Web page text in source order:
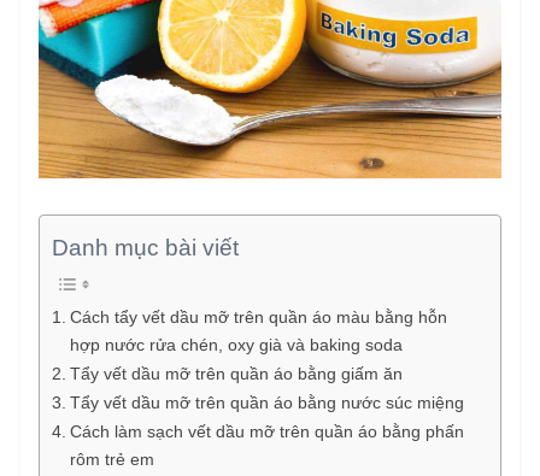
Danh mục bài viết
Cách tẩy vết dầu mỡ trên quần áo màu bằng hỗn
hợp nước rửa chén, oxy già và baking soda
Tẩy vết dầu mỡ trên quần áo bằng giấm ăn
Tẩy vết dầu mỡ trên quần áo bằng nước súc miệng
Cách làm sạch vết dầu mỡ trên quần áo bằng phấn
rôm trẻ em